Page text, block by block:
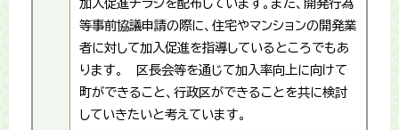
加入促進チラシを配布しています。また、開発行為
等事前協議申請の際に、住宅やマンションの開発業
者に対して加入促進を指導しているところでもあ
ります。 区長会等を通じて加入率向上に向けて
町ができること、行政区ができることを共に検討
していきたいと考えています。